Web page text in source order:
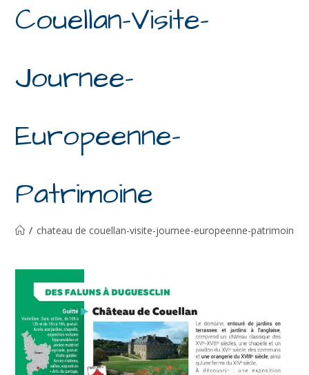
Couellan-Visite-
Journee-
Europeenne-
Patrimoine
/ chateau de couellan-visite-journee-europeenne-patrimoine